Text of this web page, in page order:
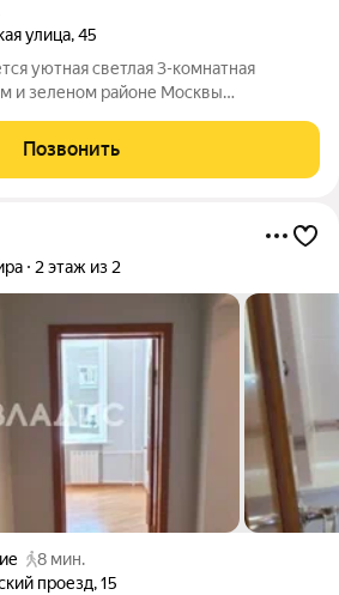
улица,45
уютная светлая 3-комнатная
и зеленом районе Москвы
раздельный. Бонусом идет -
помещение Во дворе
Позвонить
2 этаж из 2
8 мин.
проезд,15